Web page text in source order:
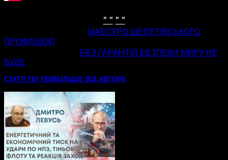
" " " "
МАЕСТРО ШЕПЕТІВСЬКОГО
ПРОФЛІЦЕЮ
БЕЗ ГАРАНТІЙ БЕЗПЕКИ МИРУ НЕ
БУДЕ
СТАТТІ ПО ТЕМІ БІЛЬШЕ ВІД АВТОРА